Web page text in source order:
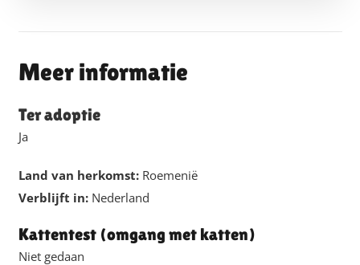
Meer informatie
Ter adoptie
Ja
Land van herkomst: Roemenië
Verblijft in: Nederland
Kattentest (omgang met katten)
Niet gedaan